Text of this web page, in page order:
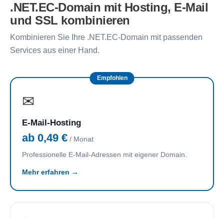
.NET.EC-Domain mit Hosting, E-Mail
und SSL kombinieren
Kombinieren Sie Ihre .NET.EC-Domain mit passenden
Services aus einer Hand.
Empfohlen
✉
E-Mail-Hosting
ab 0,49 € / Monat
Professionelle E-Mail-Adressen mit eigener Domain.
Mehr erfahren →